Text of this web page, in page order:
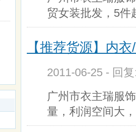
贸女装批发，5件
【推荐货源】内
2011-06-25 - 回
广州市衣主瑞服
量，利润空间大